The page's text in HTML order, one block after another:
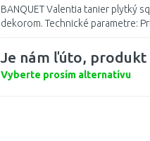
BANQUET Valentia tanier plytký
dekorom. Technické parametre:
Je nám ľúto, produkt
Vyberte prosím alternatívu